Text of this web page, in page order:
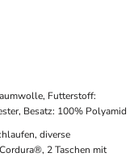
Futterstoff:
Besatz: 100% Polyamid
diverse
2 Taschen mit